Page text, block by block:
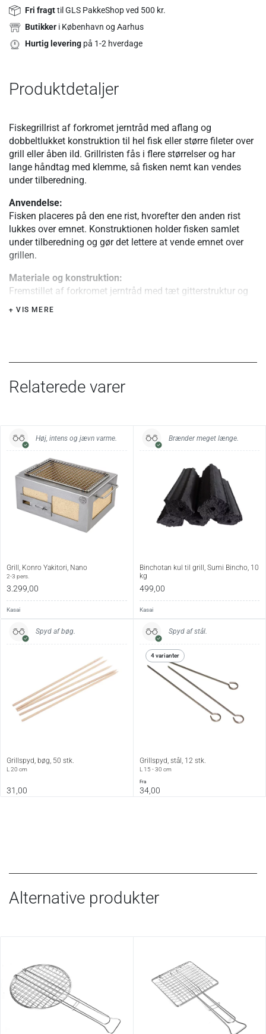
Fri fragttil GLS PakkeShop ved 500 kr.
Butikker i København og Aarhus
Hurtig levering på 1-2 hverdage
Produktdetaljer
Fiskegrillrist af forkromet jerntråd med aflang og
dobbeltlukket konstruktion til hel fisk eller større fileter over
grill eller åben ild. Grillristen fås i flere størrelser og har
lange håndtag med klemme, så fisken nemt kan vendes
under tilberedning.
Anvendelse:
Fisken placeres på den ene rist, hvorefter den anden rist
lukkes over emnet. Konstruktionen holder fisken samlet
under tilberedning og gør det lettere at vende emnet over
grillen.
Materiale og konstruktion:
Fremstillet af forkromet jerntråd med tæt gitterstruktur og
lange håndtag i metal. Konstruktionen er enkel og
Den aflange form gør risten særligt velegnet til hele fisk
som makrel, ørred eller mindre fisk.
Grillflade/rist
35 x 15 cm
Samlet længde
55 cm
65 cm
Vægt
270 gram 320 gram 306 gram
Vedligehold:
Vaskes op i hånden og tørres grundigt efter brug.
længerevarende opbevaring udendørs eller i fugtige
omgivelser.
+ VIS MERE
Relaterede varer
Høj, intens og jævn varme.
Grill, Konro Yakitori, Nano
2-3 pers.
3.299,00
Kasai
Brænder meget længe.
Binchotan kul til grill, Sumi Bincho, 10
kg
499,00
Kasai
Spyd af bøg.
Grillspyd, bøg, 50 stk.
L 20 cm
31,00
Spyd af stål.
4 varianter
Grillspyd, stål, 12 stk.
L 15 - 30 cm
fra
34,00
Alternative produkter